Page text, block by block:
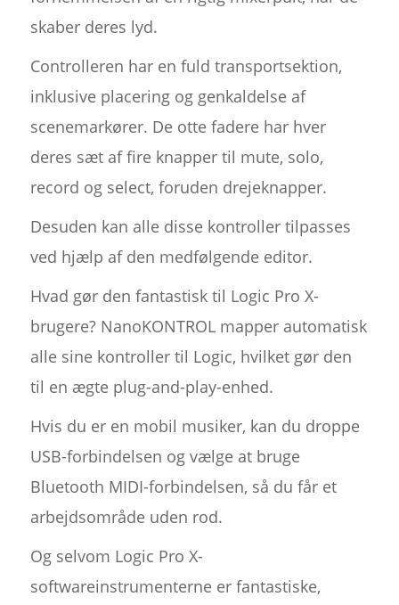
skaber deres lyd.
Controlleren har en fuld transportsektion,
inklusive placering og genkaldelse af
scenemarkører. De otte fadere har hver
deres sæt af fire knapper til mute, solo,
record og select, foruden drejeknapper.
Desuden kan alle disse kontroller tilpasses
ved hjælp af den medfølgende editor.
Hvad gør den fantastisk til Logic Pro X-
brugere? NanoKONTROL mapper automatisk
alle sine kontroller til Logic, hvilket gør den
til en ægte plug-and-play-enhed.
Hvis du er en mobil musiker, kan du droppe
USB-forbindelsen og vælge at bruge
Bluetooth MIDI-forbindelsen, så du får et
arbejdsområde uden rod.
Og selvom Logic Pro X-
softwareinstrumenterne er fantastiske,